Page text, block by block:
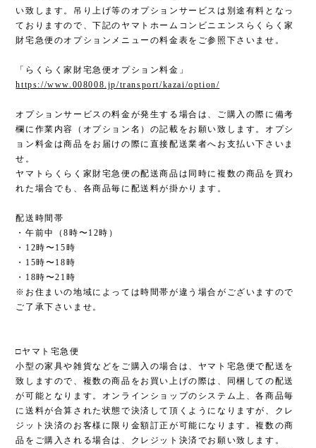
い致します。吊り上げ等のオプションサービスは別途有料となっ
ておりますので、下記のヤマトホームコンビニエンスらくらく家
財宅急便のオプションメニューの料金表をご参照下さいませ。
「らくらく家財宅急便オプション料金」
https://www.008008.jp/transport/kazai/option/
オプションサービスの料金が発生する場合は、ご購入の際に備考
欄に作業内容（オプション名）の記載をお願い致します。オプシ
ョン料金は商品をお届けの際に直接配送業者へお支払い下さいま
せ。
ヤマトらくらく家財宅急便の配送商品は同時に複数の商品を買わ
れた場合でも、各商品毎に配送料が掛かります。
配送時間帯
・午前中（8時〜12時）
・12時〜15時
・15時〜18時
・18時〜21時
※お住まいの地域によっては時間帯が違う場合がございますので
ご了承下さいませ。
□ヤマト宅急便
小型の家具や雑貨などをご購入の場合は、ヤマト宅急便で配送を
致しますので、複数の商品をお買い上げの際は、同梱しての配送
が可能となります。オンラインショップのシステム上、各商品毎
に送料が合算された状態で決済して頂くようになりますが、クレ
ジット決済のお客様に限り金額訂正が可能になります。複数の商
品をご購入される場合は、クレジット決済でお願い致します。